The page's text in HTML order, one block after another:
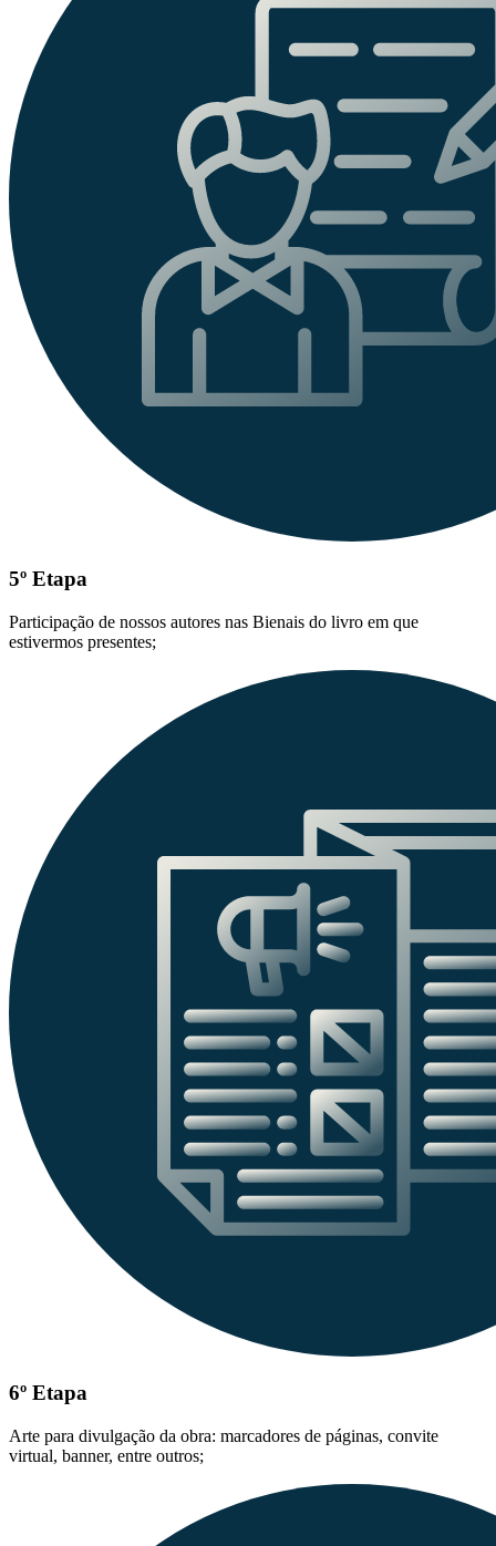
5º Etapa
Participação de nossos autores nas Bienais do livro em que
estivermos presentes;
6º Etapa
Arte para divulgação da obra: marcadores de páginas, convite
virtual, banner, entre outros;